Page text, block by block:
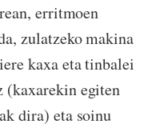
erritmoen
zulatzeko makina
kaxa eta tinbalei
(kaxarekin egiten
dira) eta soinu